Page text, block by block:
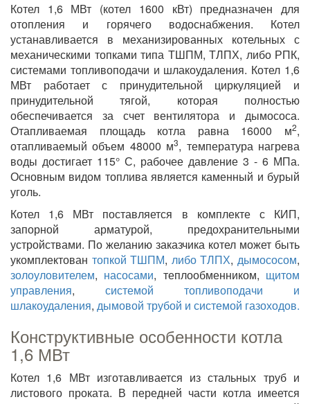
Котел 1,6 МВт (котел 1600 кВт) предназначен для
отопления и горячего водоснабжения. Котел
устанавливается в механизированных котельных с
механическими топками типа ТШПМ, ТЛПХ, либо РПК,
системами топливоподачи и шлакоудаления. Котел 1,6
МВт работает с принудительной циркуляцией и
принудительной тягой, которая полностью
обеспечивается за счет вентилятора и дымососа.
Отапливаемая площадь котла равна 16000 м2,
отапливаемый объем 48000 м3, температура нагрева
воды достигает 115° С, рабочее давление 3 - 6 МПа.
Основным видом топлива является каменный и бурый
уголь.
Котел 1,6 МВт поставляется в комплекте с КИП,
запорной арматурой, предохранительными
устройствами. По желанию заказчика котел может быть
укомплектован топкой ТШПМ, либо ТЛПХ,дымососом,
золоуловителем, насосами, теплообменником, щитом
управления, системой топливоподачи и
шлакоудаления, дымовой трубой и системой газоходов.
Конструктивные особенности котла
1,6 МВт
Котел 1,6 МВт изготавливается из стальных труб и
листового проката. В передней части котла имеется